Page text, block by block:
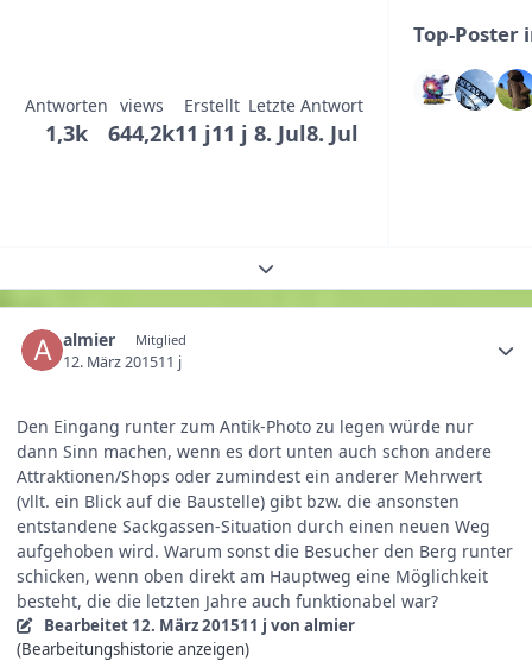
Antworten
1,3k
views
644,2k
Erstellt
11 j11 j
Letzte Antwort
8. Jul8. Jul
Top-Poster
Themenübersicht erweitern
almier Mitglied
12. März 201511 j
Den Eingang runter zum Antik-Photo zu legen würde nur
dann Sinn machen, wenn es dort unten auch schon andere
Attraktionen/Shops oder zumindest ein anderer Mehrwert
(vllt. ein Blick auf die Baustelle) gibt bzw. die ansonsten
entstandene Sackgassen-Situation durch einen neuen Weg
aufgehoben wird. Warum sonst die Besucher den Berg runter
schicken, wenn oben direkt am Hauptweg eine Möglichkeit
besteht, die die letzten Jahre auch funktionabel war?
Bearbeitet 12. März 201511 j von almier
(Bearbeitungshistorie anzeigen)